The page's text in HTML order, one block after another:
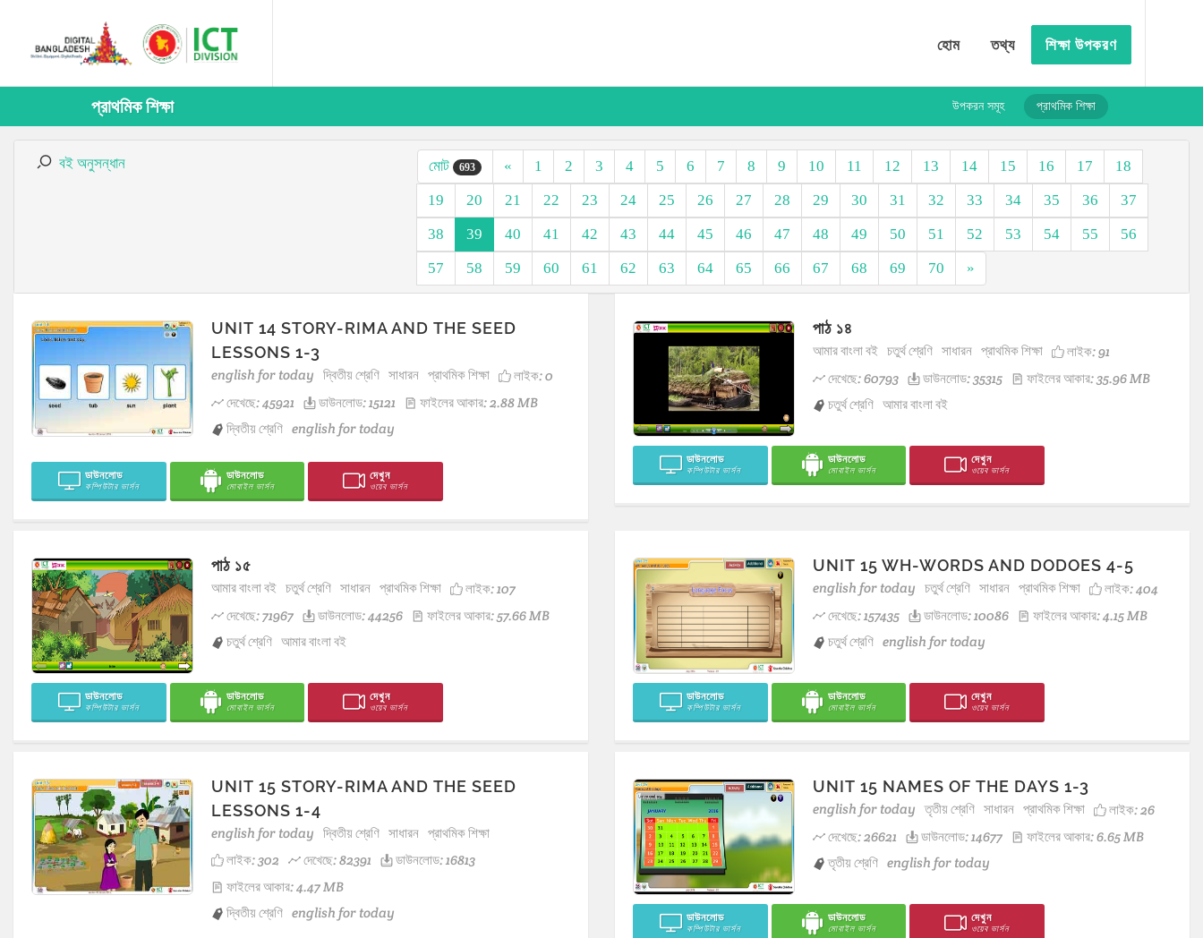
হোম তথ্য শিক্ষা উপকরণ
প্রাথমিক শিক্ষা উপকরন সমূহ প্রাথমিক শিক্ষা
বই অনুসন্ধান মোট 693 « 1 2 3 4 5 6 7 8 9 10 11 12 13 14 15 16 17
18
19
20 21 22 23 24 25 26 27 28 29 30 31 32 33 34 35 36
37
38
39 40 41 42 43 44 45 46 47 48 49 50 51 52 53 54 55
56
57
58 59 60 61 62 63 64 65 66 67 68 69 70 »
UNIT 14 STORY-RIMA AND THE SEED
LESSONS 1-3
english for today দ্বিতীয় শ্রেণি সাধারন প্রাথমিক শিক্ষা লাইক:0
দেখেছে: 45921
ডাউনলোড: 15121
ফাইলের আকার: 2.88 MB
দ্বিতীয় শ্রেণি english for today
ডাউনলোড
কম্পিউটার ভার্সন
ডাউনলোড
মোবাইল ভার্সন
দেখুন
ওয়েব ভার্সন
পাঠ ১৪
আমার বাংলা বই চতুর্থ শ্রেণি সাধারন প্রাথমিক শিক্ষা লাইক:91
দেখেছে: 60793
ডাউনলোড: 35315
ফাইলের আকার: 35.96 MB
চতুর্থ শ্রেণি আমার বাংলা বই
ডাউনলোড
কম্পিউটার ভার্সন
ডাউনলোড
মোবাইল ভার্সন
দেখুন
ওয়েব ভার্সন
পাঠ ১৫
আমার বাংলা বই চতুর্থ শ্রেণি সাধারন প্রাথমিক শিক্ষা লাইক:107
দেখেছে: 71967
ডাউনলোড: 44256
ফাইলের আকার: 57.66 MB
চতুর্থ শ্রেণি আমার বাংলা বই
ডাউনলোড
কম্পিউটার ভার্সন
ডাউনলোড
মোবাইল ভার্সন
দেখুন
ওয়েব ভার্সন
UNIT 15 WH-WORDS AND DODOES 4-5
english for today চতুর্থ শ্রেণি সাধারন প্রাথমিক শিক্ষা লাইক:404
দেখেছে: 157435
ডাউনলোড: 10086
ফাইলের আকার: 4.15 MB
চতুর্থ শ্রেণি english for today
ডাউনলোড
কম্পিউটার ভার্সন
ডাউনলোড
মোবাইল ভার্সন
দেখুন
ওয়েব ভার্সন
UNIT 15 STORY-RIMA AND THE SEED
LESSONS 1-4
english for today দ্বিতীয় শ্রেণি সাধারন প্রাথমিক শিক্ষা
লাইক:302 দেখেছে: 82391
ডাউনলোড: 16813
ফাইলের আকার: 4.47 MB
দ্বিতীয় শ্রেণি english for today
UNIT 15 NAMES OF THE DAYS 1-3
english for today তৃতীয় শ্রেণি সাধারন প্রাথমিক শিক্ষা লাইক:26
দেখেছে: 26621
ডাউনলোড: 14677
ফাইলের আকার: 6.65 MB
তৃতীয় শ্রেণি english for today
ডাউনলোড
কম্পিউটার ভার্সন
ডাউনলোড
মোবাইল ভার্সন
দেখুন
ওয়েব ভার্সন